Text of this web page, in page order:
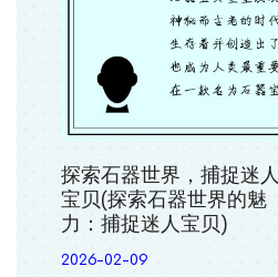
探索石器世界，捕捉迷人
宝贝(探索石器世界的魅
力：捕捉迷人宝贝)
2026-02-09